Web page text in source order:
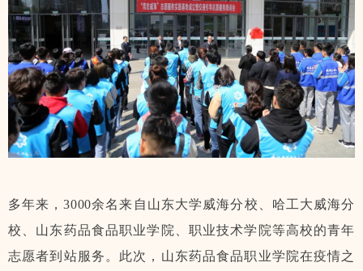
多年来，3000余名来自山东大学威海分校、哈工大威海分
校、山东药品食品职业学院、职业技术学院等高校的青年
志愿者到站服务。此次，山东药品食品职业学院在疫情之